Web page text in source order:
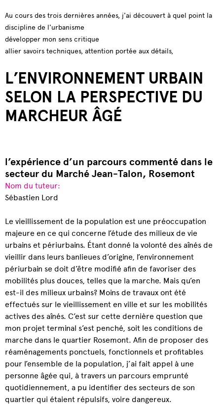
Au cours des trois dernières années, j'ai découvert à quel point la
discipline de l'urbanisme
développer mon sens critique
allier savoirs techniques, attention portée aux détails,
L’ENVIRONNEMENT URBAIN
SELON LA PERSPECTIVE DU
MARCHEUR ÂGÉ
l’expérience d’un parcours commenté dans le
secteur du Marché Jean-Talon, Rosemont
Nom du tuteur:
Sébastien Lord
Le vieillissement de la population est une préoccupation
majeure en ce qui concerne l’étude des milieux de vie
urbains et périurbains. Étant donné la volonté des aînés de
vieillir dans leurs banlieues d’origine, l’environnement
périurbain se doit d’être modifié afin de favoriser des
mobilités plus douces, telles que la marche. Mais qu’en
est-il des milieux urbains? Moins de travaux ont été
effectués sur le vieillissement en ville et sur les mobilités
actives des aînés. C’est sur cette dernière question que
mon projet terminal s’est penché, soit les conditions de
marche dans le quartier Rosemont. Afin de proposer des
réaménagements ponctuels, fonctionnels et profitables
pour l’ensemble de la population, j’ai fait appel à une
personne âgée qui, à travers un parcours emprunté
quotidiennement, a pu identifier des secteurs de son
quartier qui étaient répulsifs, voire dangereux.